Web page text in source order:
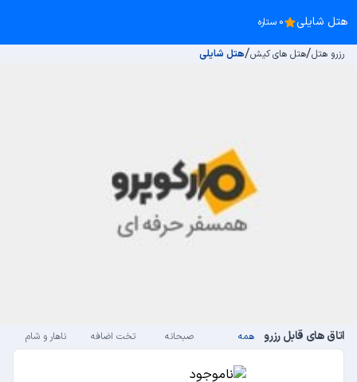
هتل شایلی 0 ستاره
رزرو هتل/هتل های کیش/هتل شایلی
اتاق های قابل رزرو همه صبحانه تخت اضافه ناهار و شام